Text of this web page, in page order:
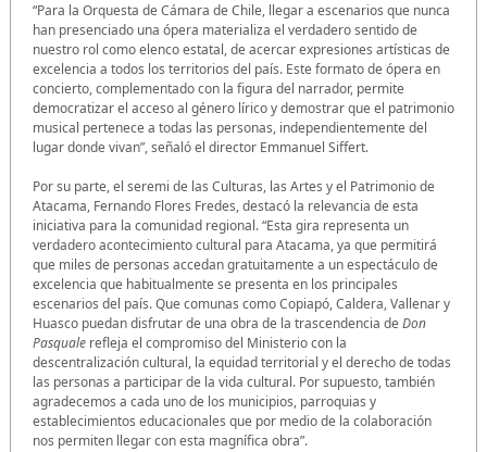
“Para la Orquesta de Cámara de Chile, llegar a escenarios que nunca
han presenciado una ópera materializa el verdadero sentido de
nuestro rol como elenco estatal, de acercar expresiones artísticas de
excelencia a todos los territorios del país. Este formato de ópera en
concierto, complementado con la figura del narrador, permite
democratizar el acceso al género lírico y demostrar que el patrimonio
musical pertenece a todas las personas, independientemente del
lugar donde vivan”, señaló el director Emmanuel Siffert.
Por su parte, el seremi de las Culturas, las Artes y el Patrimonio de
Atacama, Fernando Flores Fredes, destacó la relevancia de esta
iniciativa para la comunidad regional. “Esta gira representa un
verdadero acontecimiento cultural para Atacama, ya que permitirá
que miles de personas accedan gratuitamente a un espectáculo de
excelencia que habitualmente se presenta en los principales
escenarios del país. Que comunas como Copiapó, Caldera, Vallenar y
Huasco puedan disfrutar de una obra de la trascendencia deDon
Pasquale refleja el compromiso del Ministerio con la
descentralización cultural, la equidad territorial y el derecho de todas
las personas a participar de la vida cultural. Por supuesto, también
agradecemos a cada uno de los municipios, parroquias y
establecimientos educacionales que por medio de la colaboración
nos permiten llegar con esta magnífica obra”.